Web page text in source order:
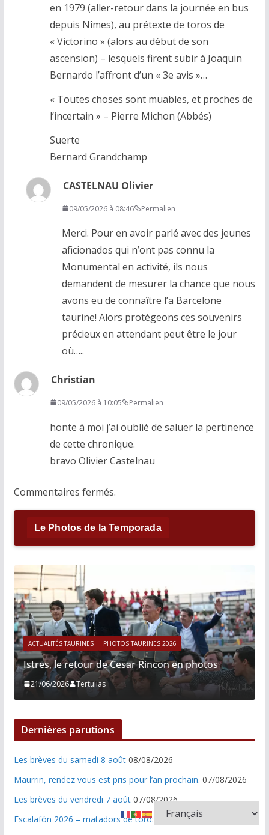
en 1979 (aller-retour dans la journée en bus
depuis Nîmes), au prétexte de toros de
« Victorino » (alors au début de son
ascension) – lesquels firent subir à Joaquin
Bernardo l’affront d’un « 3e avis »…
« Toutes choses sont muables, et proches de
l’incertain » – Pierre Michon (Abbés)
Suerte
Bernard Grandchamp
CASTELNAU Olivier
09/05/2026 à 08:46 Permalien
Merci. Pour en avoir parlé avec des jeunes
aficionados qui n’ont pas connu la
Monumental en activité, ils nous
demandent de mesurer la chance que nous
avons eu de connaître l’a Barcelone
taurine! Alors protégeons ces souvenirs
précieux en attendant peut être le jour
où…..
Christian
09/05/2026 à 10:05 Permalien
honte à moi j’ai oublié de saluer la pertinence
de cette chronique.
bravo Olivier Castelnau
Commentaires fermés.
Le Photos de la Temporada
ACTUALITÉS TAURINES PHOTOS TAURINES 2026
Istres, le retour de Cesar Rincon en photos
21/06/2026 Tertulias
Dernières parutions
Les brèves du samedi 8 août 08/08/2026
Maurrin, rendez vous est pris pour l’an prochain. 07/08/2026
Les brèves du vendredi 7 août 07/08/2026
Escalafón 2026 – matadors de toros-
06/08/2026